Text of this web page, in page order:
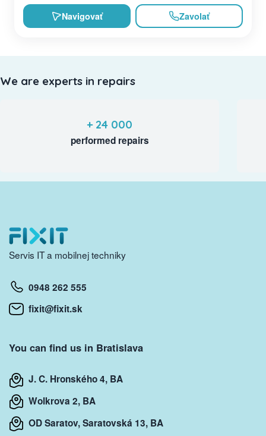
Navigovať Zavolať
We are experts in repairs
+ 24 000
performed repairs
Servis IT a mobilnej techniky
0948 262 555
fixit@fixit.sk
You can find us in Bratislava
J. C. Hronského 4, BA
Wolkrova 2, BA
OD Saratov, Saratovská 13, BA